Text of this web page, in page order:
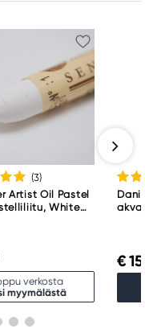
(3)
Artist Oil Pastel
White
verkosta
myymälästä
€